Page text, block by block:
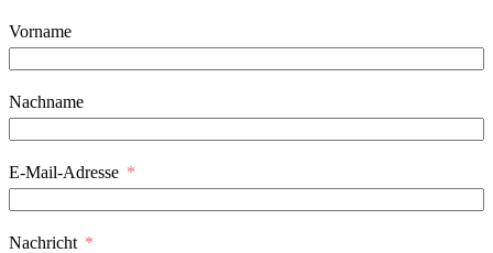
Vorname
Nachname
E-Mail-Adresse
Nachricht